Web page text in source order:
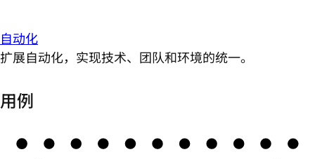
自动化
扩展自动化，实现技术、团队和环境的统一。
用例